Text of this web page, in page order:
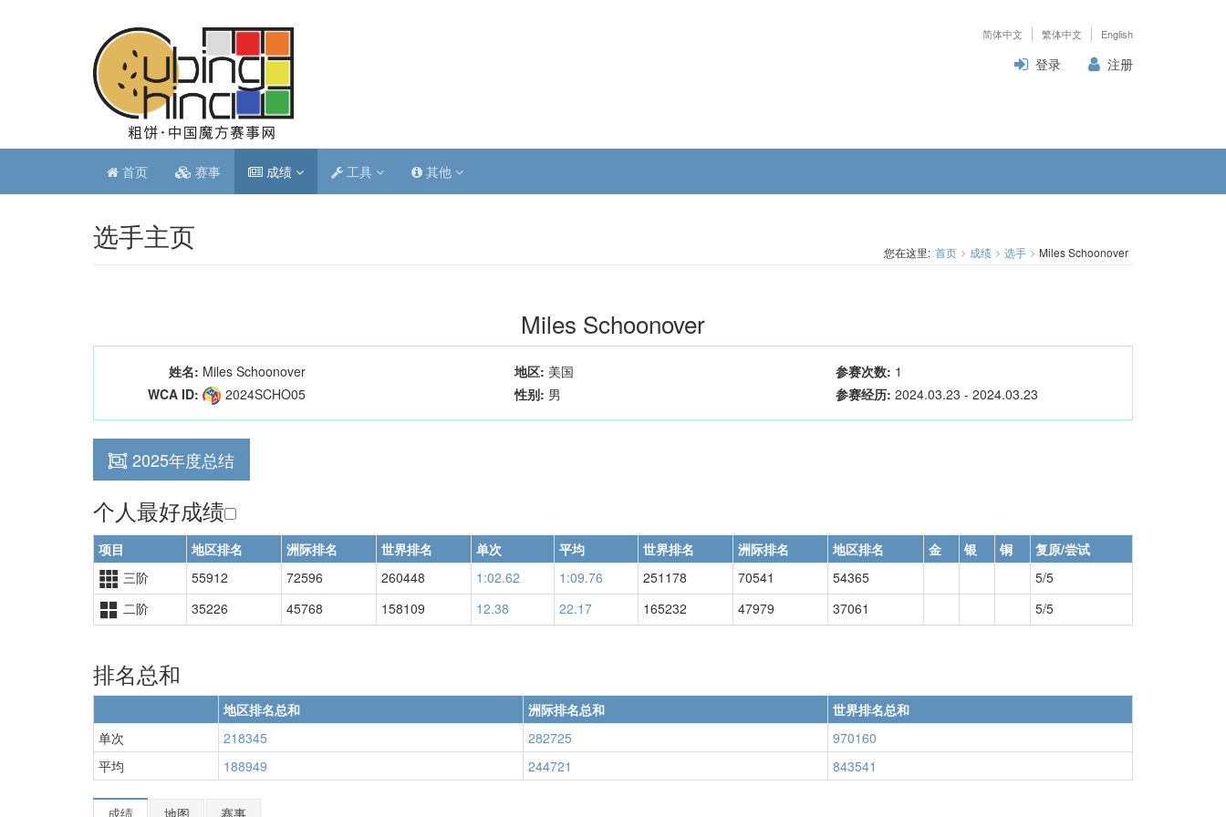
简体中文 繁体中文 English
登录 注册
首页 赛事 成绩 工具 其他
选手主页 您在这里: 首页 成绩 选手 Miles Schoonover
Miles Schoonover
姓名: Miles Schoonover 地区: 美国 参赛次数: 1
WCA ID:
2024SCHO05 性别: 男 参赛经历: 2024.03.23 - 2024.03.23
2025年度总结
个人最好成绩
项目 地区排名 洲际排名 世界排名 单次 平均 世界排名 洲际排名 地区排名 金 银 铜
复原/尝试
三阶
55912 72596 260448 1:02.62 1:09.76 251178 70541 54365
5/5
二阶
35226 45768 158109 12.38 22.17 165232 47979 37061 5/5
排名总和
地区排名总和 洲际排名总和
世界排名总和
单次
218345 282725
970160
平均
188949 244721 843541
成绩 地图 赛事